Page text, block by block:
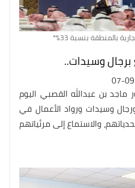
بالمنطقة بنسبة 33%*
وسيدات..
07-
ماجد بن عبدالله القصبي اليوم
وسيدات ورواد الأعمال في
والاستماع إلى مرئياتهم